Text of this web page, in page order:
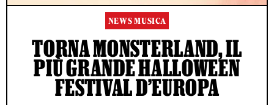
NEWS MUSICA
TORNA MONSTERLAND, IL
PIÙ GRANDE HALLOWEEN
FESTIVAL D’EUROPA